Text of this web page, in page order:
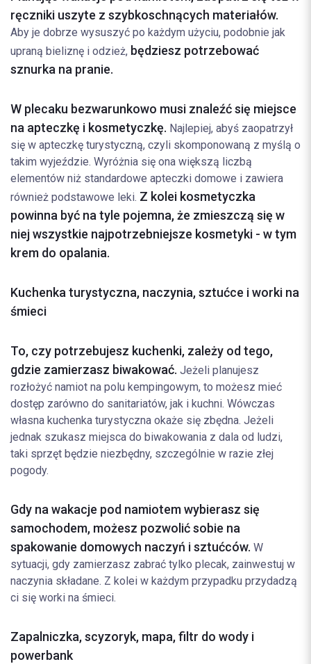
ręczniki uszyte z szybkoschnących materiałów.
Aby je dobrze wysuszyć po każdym użyciu, podobnie jak
upraną bieliznę i odzież, będziesz potrzebować
sznurka na pranie.
W plecaku bezwarunkowo musi znaleźć się miejsce
na apteczkę i kosmetyczkę. Najlepiej, abyś zaopatrzył
się w apteczkę turystyczną, czyli skomponowaną z myślą o
takim wyjeździe. Wyróżnia się ona większą liczbą
elementów niż standardowe apteczki domowe i zawiera
również podstawowe leki. Z kolei kosmetyczka
powinna być na tyle pojemna, że zmieszczą się w
niej wszystkie najpotrzebniejsze kosmetyki - w tym
krem do opalania.
Kuchenka turystyczna, naczynia, sztućce i worki na
śmieci
To, czy potrzebujesz kuchenki, zależy od tego,
gdzie zamierzasz biwakować. Jeżeli planujesz
rozłożyć namiot na polu kempingowym, to możesz mieć
dostęp zarówno do sanitariatów, jak i kuchni. Wówczas
własna kuchenka turystyczna okaże się zbędna. Jeżeli
jednak szukasz miejsca do biwakowania z dala od ludzi,
taki sprzęt będzie niezbędny, szczególnie w razie złej
pogody.
Gdy na wakacje pod namiotem wybierasz się
samochodem, możesz pozwolić sobie na
spakowanie domowych naczyń i sztućców. W
sytuacji, gdy zamierzasz zabrać tylko plecak, zainwestuj w
naczynia składane. Z kolei w każdym przypadku przydadzą
ci się worki na śmieci.
Zapalniczka, scyzoryk, mapa, filtr do wody i
powerbank